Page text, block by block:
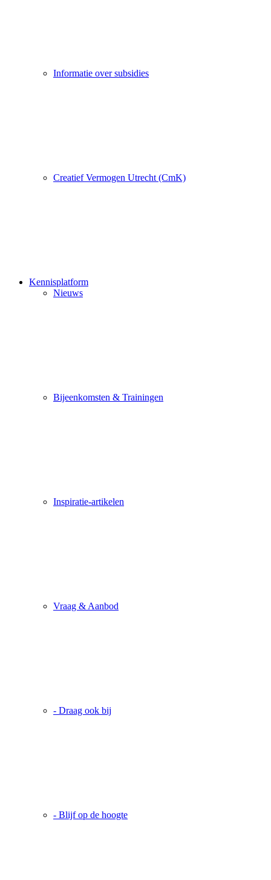
Informatie over subsidies
Creatief Vermogen Utrecht (CmK)
Kennisplatform
Nieuws
Bijeenkomsten & Trainingen
Inspiratie-artikelen
Vraag & Aanbod
- Draag ook bij
- Blijf op de hoogte